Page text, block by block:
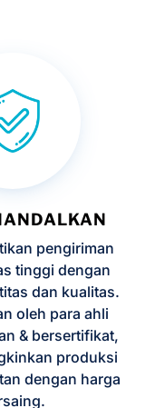
pengiriman
tinggi dengan
dan kualitas.
oleh para ahli
& bersertifikat,
produksi
dengan harga